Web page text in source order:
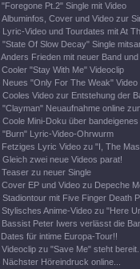
"Foregone Pt.2" Single mit Video
Albuminfos, Cover und Video zur
Lyric-Video und Tourdates mit At
"State Of Slow Decay" Single
Anders Frieden mit neuer Band und
Cooler "Stay With Me" Videoclip
Neues "Only For The Weak" Video
Cooles Video zur Entstehung der
"Clayman" Neuaufnahme online
Coole Mini-Doku über
"Burn" Lyric-Video-Ohrwurm
Fetziges Lyric Video zu "I, The
Gleich zwei neue Videos parat!
Teaser zu neuer Single
Cover EP und Video zu Depeche
Stadiontour mit Five Finger Death
Stylisches Anime-Video zu "Here
Bassist Peter Iwers verlässt die
Dates für intime Europa-Tour!!
Videoclip zu "Save Me" steht bereit.
Nächster Höreindruck online...